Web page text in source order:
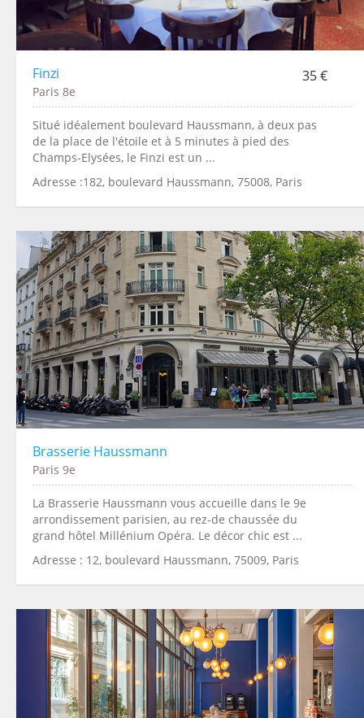
Finzi 35 €
Paris 8e
Situé idéalement boulevard Haussmann, à deux pas
de la place de l'étoile et à 5 minutes à pied des
Champs-Elysées, le Finzi est un ...
Adresse :182, boulevard Haussmann, 75008, Paris
Brasserie Haussmann
Paris 9e
La Brasserie Haussmann vous accueille dans le 9e
arrondissement parisien, au rez-de chaussée du
grand hôtel Millénium Opéra. Le décor chic est ...
Adresse : 12, boulevard Haussmann, 75009, Paris